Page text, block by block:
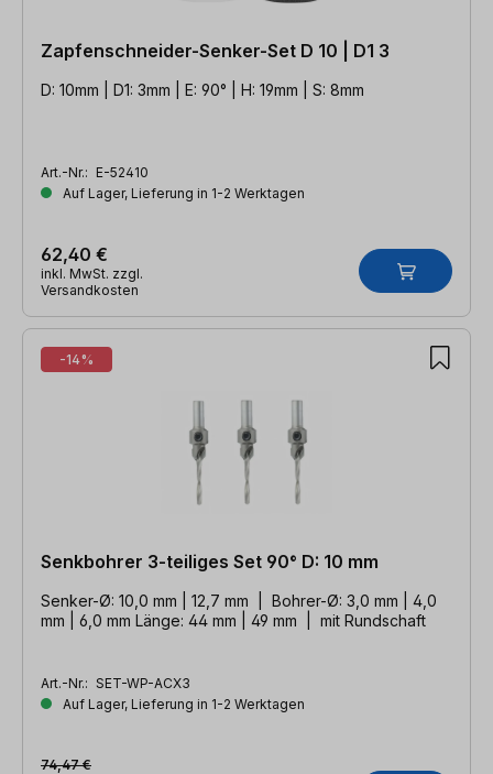
Zapfenschneider-Senker-Set D 10 | D1 3
D: 10mm | D1: 3mm | E: 90° | H: 19mm | S: 8mm
Art.-Nr.: E-52410
Auf Lager, Lieferung in 1-2 Werktagen
62,40 €
inkl. MwSt. zzgl.
Versandkosten
-14%
Senkbohrer 3-teiliges Set 90° D: 10 mm
Senker-Ø: 10,0 mm | 12,7 mm | Bohrer-Ø: 3,0 mm | 4,0
mm | 6,0 mm Länge: 44 mm | 49 mm | mit Rundschaft
Art.-Nr.: SET-WP-ACX3
Auf Lager, Lieferung in 1-2 Werktagen
74,47 €